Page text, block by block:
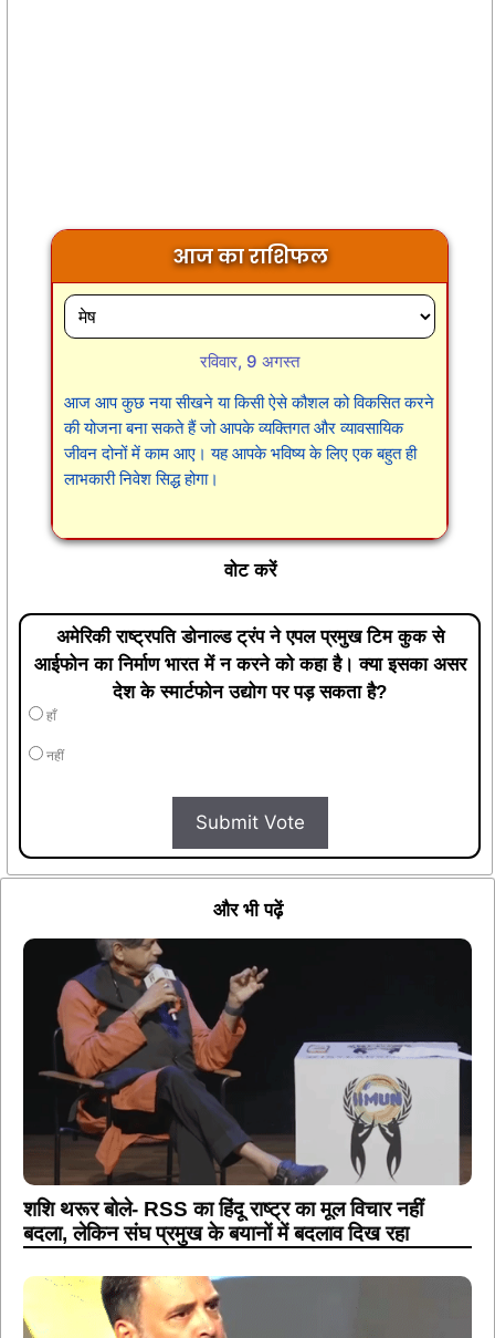
आज का राशिफल
रविवार, 9 अगस्त
आज आप कुछ नया सीखने या किसी ऐसे कौशल को विकसित करने
की योजना बना सकते हैं जो आपके व्यक्तिगत और व्यावसायिक
जीवन दोनों में काम आए। यह आपके भविष्य के लिए एक बहुत ही
लाभकारी निवेश सिद्ध होगा।
वोट करें
अमेरिकी राष्ट्रपति डोनाल्ड ट्रंप ने एपल प्रमुख टिम कुक से
आईफोन का निर्माण भारत में न करने को कहा है। क्या इसका असर
देश के स्मार्टफोन उद्योग पर पड़ सकता है?
हाँ
नहीं
Submit Vote
और भी पढ़ें
शशि थरूर बोले- RSS का हिंदू राष्ट्र का मूल विचार नहीं
बदला, लेकिन संघ प्रमुख के बयानों में बदलाव दिख रहा